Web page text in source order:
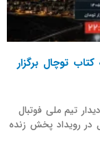
توچال برگزار
تیم ملی فوتبال
فوتبال در رویداد پخش زنده